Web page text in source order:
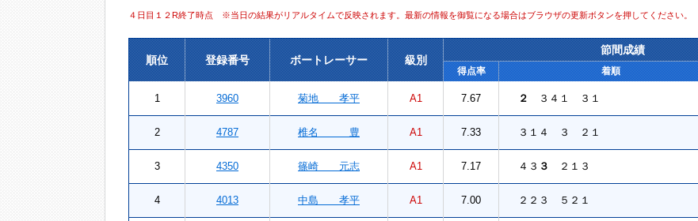
４日目１２R終了時点 ※当日の結果がリアルタイムで反映されます。最新の情報を御覧になる場合はブラウザの更新ボタンを押してください。
順位 登録番号 ボートレーサー 級別
節間成績
得点率 着順
1 3960 菊地 孝平 A1 7.67 ２ ３４１ ３１
2 4787 椎名 豊 A1 7.33 ３１４ ３ ２１
3 4350 篠崎 元志 A1 7.17 ４３ ３ ２１３
4 4013 中島 孝平 A1 7.00 ２２３ ５２１